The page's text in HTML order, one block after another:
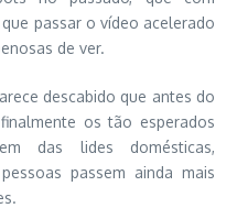
passar o vídeo acelerado
de ver.
descabido que antes do
os tão esperados
das lides domésticas,
passem ainda mais